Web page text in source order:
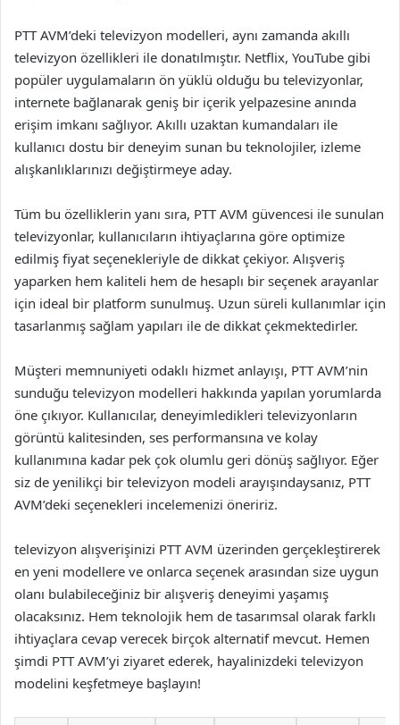
PTT AVM’deki televizyon modelleri, aynı zamanda akıllı
televizyon özellikleri ile donatılmıştır. Netflix, YouTube gibi
popüler uygulamaların ön yüklü olduğu bu televizyonlar,
internete bağlanarak geniş bir içerik yelpazesine anında
erişim imkanı sağlıyor. Akıllı uzaktan kumandaları ile
kullanıcı dostu bir deneyim sunan bu teknolojiler, izleme
alışkanlıklarınızı değiştirmeye aday.
Tüm bu özelliklerin yanı sıra, PTT AVM güvencesi ile sunulan
televizyonlar, kullanıcıların ihtiyaçlarına göre optimize
edilmiş fiyat seçenekleriyle de dikkat çekiyor. Alışveriş
yaparken hem kaliteli hem de hesaplı bir seçenek arayanlar
için ideal bir platform sunulmuş. Uzun süreli kullanımlar için
tasarlanmış sağlam yapıları ile de dikkat çekmektedirler.
Müşteri memnuniyeti odaklı hizmet anlayışı, PTT AVM’nin
sunduğu televizyon modelleri hakkında yapılan yorumlarda
öne çıkıyor. Kullanıcılar, deneyimledikleri televizyonların
görüntü kalitesinden, ses performansına ve kolay
kullanımına kadar pek çok olumlu geri dönüş sağlıyor. Eğer
siz de yenilikçi bir televizyon modeli arayışındaysanız, PTT
AVM’deki seçenekleri incelemenizi öneririz.
televizyon alışverişinizi PTT AVM üzerinden gerçekleştirerek
en yeni modellere ve onlarca seçenek arasından size uygun
olanı bulabileceğiniz bir alışveriş deneyimi yaşamış
olacaksınız. Hem teknolojik hem de tasarımsal olarak farklı
ihtiyaçlara cevap verecek birçok alternatif mevcut. Hemen
şimdi PTT AVM’yi ziyaret ederek, hayalinizdeki televizyon
modelini keşfetmeye başlayın!